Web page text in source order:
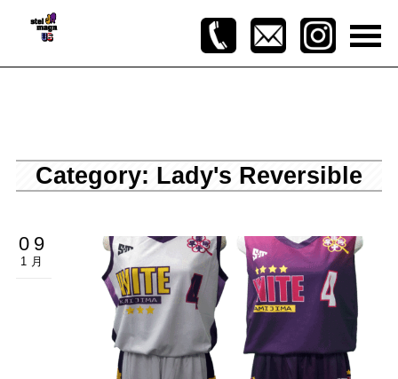
Category: Lady's Reversible
09
1月